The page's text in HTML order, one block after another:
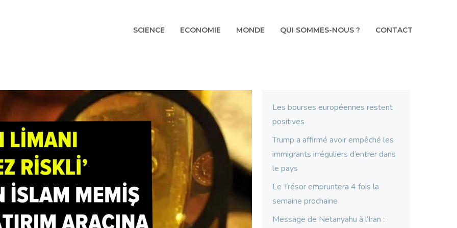
SCIENCE ECONOMIE MONDE QUI SOMMES-NOUS ? CONTACT
Les bourses européennes restent
positives
Trump a affirmé avoir empêché les
immigrants irréguliers d’entrer dans
le pays
Le Trésor empruntera 4 fois la
semaine prochaine
Message de Netanyahu à l’Iran :